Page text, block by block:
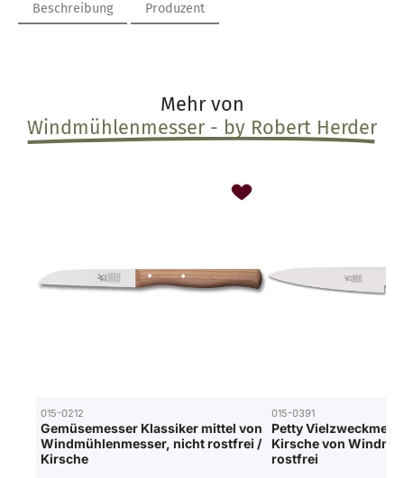
Beschreibung Produzent
Mehr von
Windmühlenmesser - by Robert Herder
015-0212
Gemüsemesser Klassiker mittel von
Windmühlenmesser, nicht rostfrei /
Kirsche
015-0391
Petty
Kirsche von
rostfrei